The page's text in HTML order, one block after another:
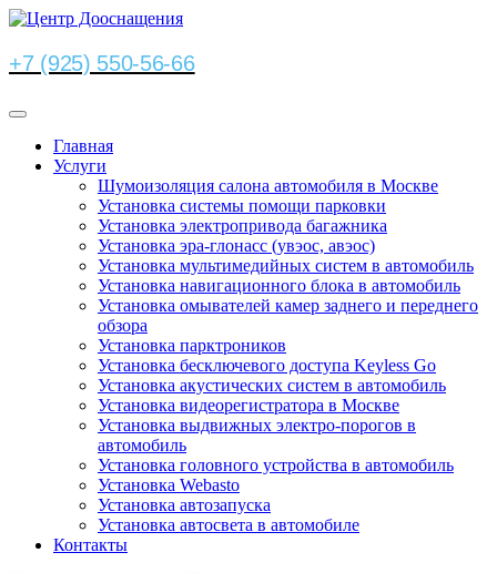
+7 (925) 550-56-66
Главная
Услуги
Шумоизоляция салона автомобиля в Москве
Установка системы помощи парковки
Установка электропривода багажника
Установка эра-глонасс (увэос, авэос)
Установка мультимедийных систем в автомобиль
Установка навигационного блока в автомобиль
Установка омывателей камер заднего и переднего
обзора
Установка парктроников
Установка бесключевого доступа Keyless Go
Установка акустических систем в автомобиль
Установка видеорегистратора в Москве
Установка выдвижных электро-порогов в
автомобиль
Установка головного устройства в автомобиль
Установка Webasto
Установка автозапуска
Установка автосвета в автомобиле
Контакты